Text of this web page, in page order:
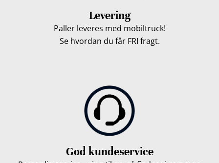
Levering
Paller leveres med mobiltruck!
Se hvordan du får FRI fragt.
God kundeservice